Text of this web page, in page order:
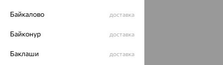
Байкалово доставка
Байконур доставка
Баклаши доставка